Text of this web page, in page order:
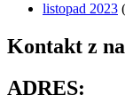
listopad 2023
Kontakt z
ADRES: